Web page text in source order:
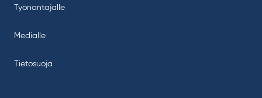
Työnantajalle
Medialle
Tietosuoja